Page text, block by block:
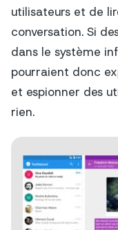
utilisateurs et de
conversation. Si
dans le système
pourraient donc
et espionner des
rien.